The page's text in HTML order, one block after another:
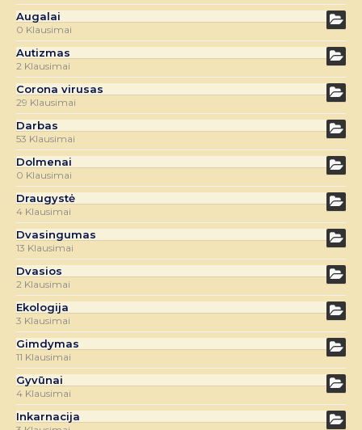
Augalai
0 Klausimai
Autizmas
2 Klausimai
Corona virusas
29 Klausimai
Darbas
53 Klausimai
Dolmenai
0 Klausimai
Draugystė
4 Klausimai
Dvasingumas
13 Klausimai
Dvasios
2 Klausimai
Ekologija
3 Klausimai
Gimdymas
11 Klausimai
Gyvūnai
4 Klausimai
Inkarnacija